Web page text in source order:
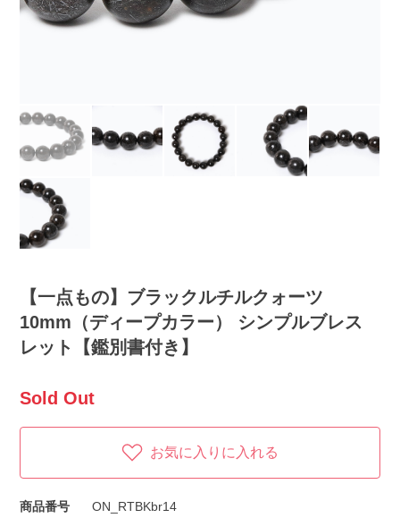
【一点もの】ブラックルチルクォーツ
10mm（ディープカラー） シンプルブレス
レット【鑑別書付き】
Sold Out
お気に入りに入れる
商品番号
ON_RTBKbr14